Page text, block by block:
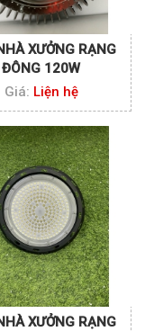
XƯỞNG RẠNG
ĐÔNG 120W
Giá: Liện hệ
XƯỞNG RẠNG